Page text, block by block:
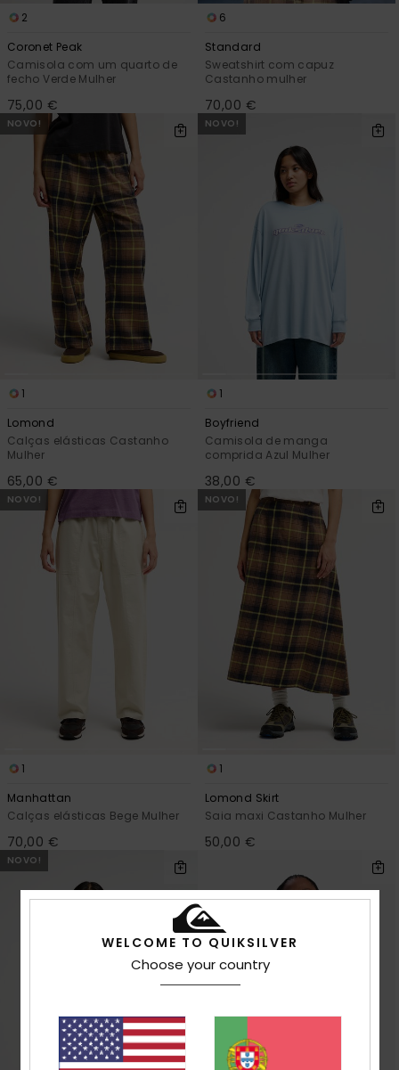
2
Coronet Peak
Camisola com um quarto de
fecho Verde Mulher
75,00 €
6
Standard
Sweatshirt com capuz
Castanho mulher
70,00 €
NOVO!
1
Lomond
Calças elásticas Castanho
Mulher
65,00 €
NOVO!
1
Boyfriend
Camisola de manga
comprida Azul Mulher
38,00 €
NOVO!
1
Manhattan
Calças elásticas Bege Mulher
70,00 €
NOVO!
1
Lomond Skirt
Saia maxi Castanho Mulher
50,00 €
NOVO!
WELCOME TO QUIKSILVER
Choose your country